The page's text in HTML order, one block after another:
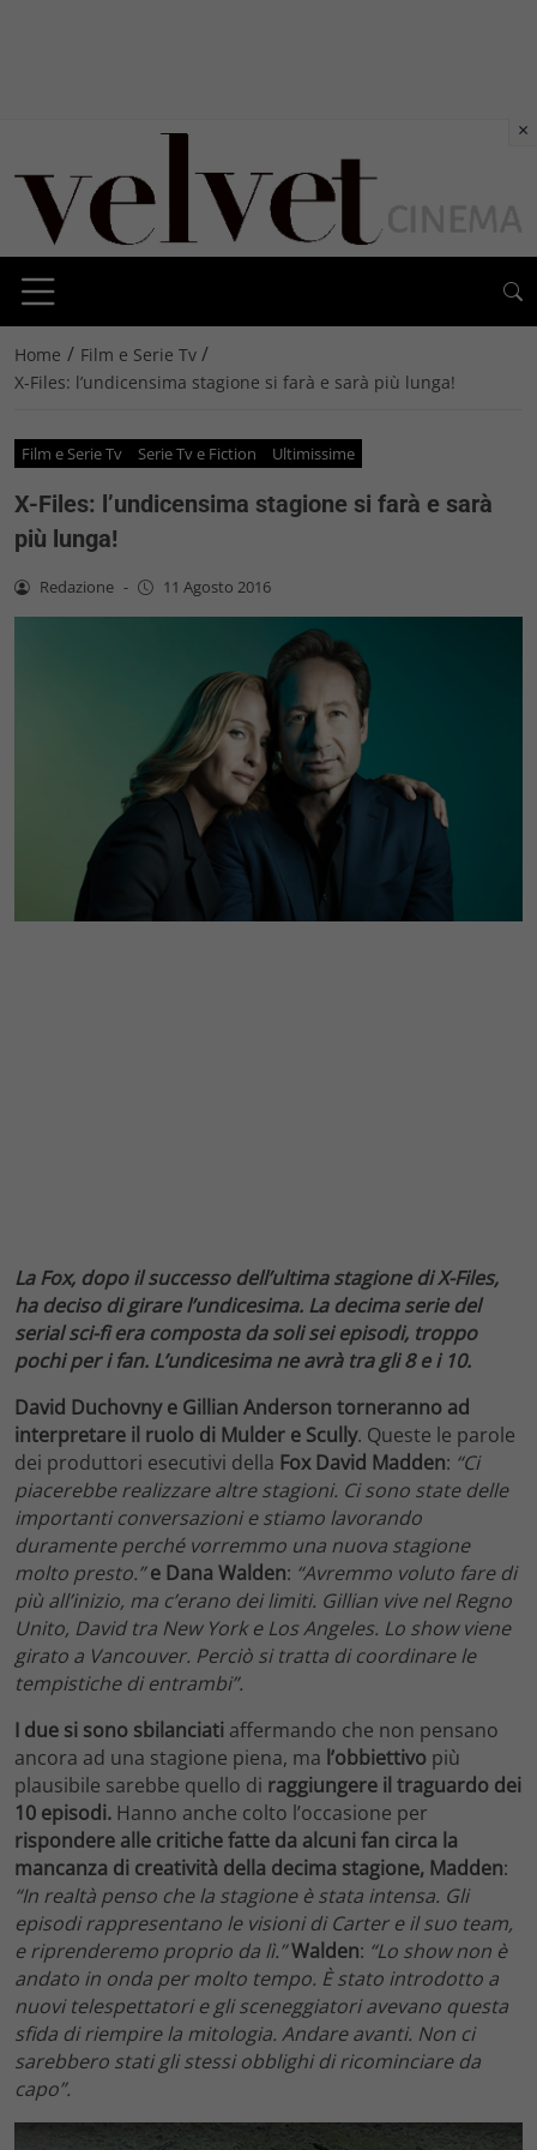
Home / Film e Serie Tv /
X-Files: l’undicensima stagione si farà e sarà più lunga!
Film e Serie Tv Serie Tv e Fiction Ultimissime
X-Files: l’undicensima stagione si farà e sarà
più lunga!
Redazione - 11 Agosto 2016
La Fox, dopo il successo dell’ultima stagione di X-Files,
ha deciso di girare l’undicesima. La decima serie del
serial sci-fi era composta da soli sei episodi, troppo
pochi per i fan. L’undicesima ne avrà tra gli 8 e i 10.
David Duchovny e Gillian Anderson torneranno ad
interpretare il ruolo di Mulder e Scully. Queste le parole
dei produttori esecutivi della Fox David Madden: “Ci
piacerebbe realizzare altre stagioni. Ci sono state delle
importanti conversazioni e stiamo lavorando
duramente perché vorremmo una nuova stagione
molto presto.”e Dana Walden: “Avremmo voluto fare di
più all’inizio, ma c’erano dei limiti. Gillian vive nel Regno
Unito, David tra New York e Los Angeles. Lo show viene
girato a Vancouver. Perciò si tratta di coordinare le
tempistiche di entrambi”.
I due si sono sbilanciati affermando che non pensano
ancora ad una stagione piena, ma l’obbiettivo più
plausibile sarebbe quello di raggiungere il traguardo dei
10 episodi. Hanno anche colto l’occasione per
rispondere alle critiche fatte da alcuni fan circa la
mancanza di creatività della decima stagione, Madden:
“In realtà penso che la stagione è stata intensa. Gli
episodi rappresentano le visioni di Carter e il suo team,
e riprenderemo proprio da lì.”Walden: “Lo show non è
andato in onda per molto tempo. È stato introdotto a
nuovi telespettatori e gli sceneggiatori avevano questa
sfida di riempire la mitologia. Andare avanti. Non ci
sarebbero stati gli stessi obblighi di ricominciare da
capo”.
×